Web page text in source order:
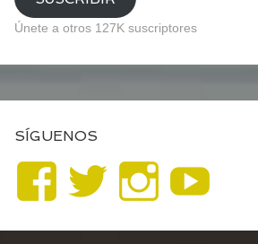
Únete a otros 127K suscriptores
SÍGUENOS
Ver
perfil
Ver
perfil
Ver
perfil